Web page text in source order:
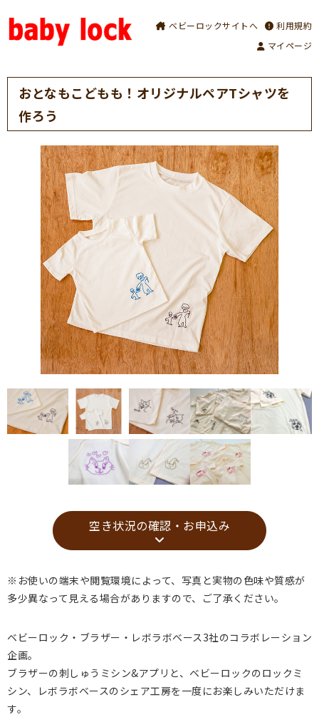
ベビーロックサイトへ
利用規約
マイページ
おとなもこどもも！オリジナルペアTシャツを
作ろう
空き状況の確認・お申込み
※お使いの端末や閲覧環境によって、写真と実物の色味や質感が
多少異なって見える場合がありますので、ご了承ください。
ベビーロック・ブラザー・ レボラボベース3社のコラボレーション
企画。
ブラザーの刺しゅうミシン&アプリと、 ベビーロックのロックミ
シン、
レボラボベースのシェア工房を一度にお楽しみいただけま
す。